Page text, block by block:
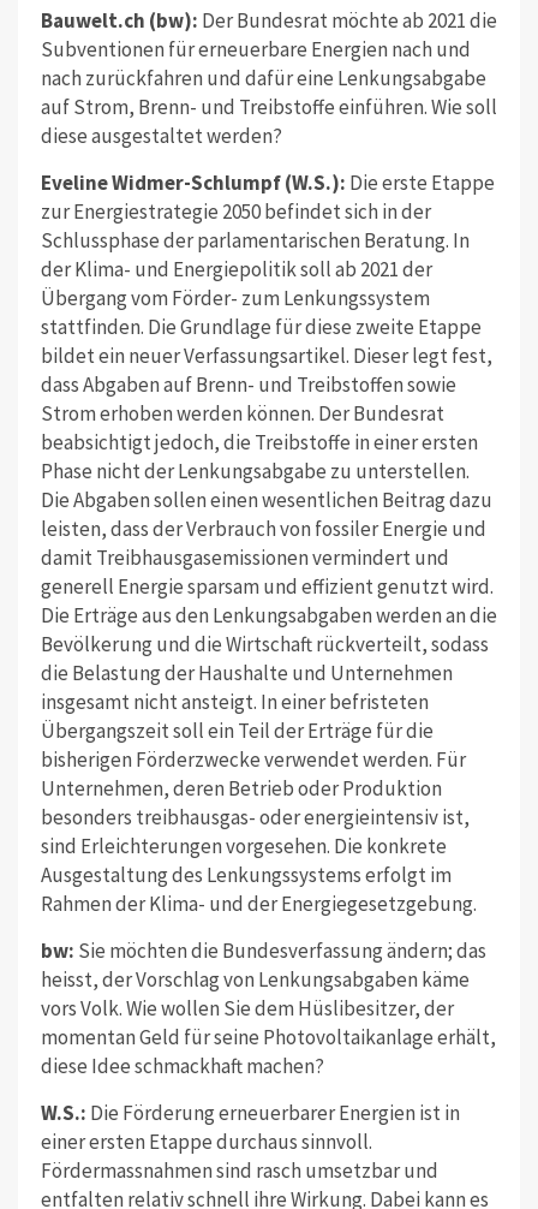
Bauwelt.ch (bw): Der Bundesrat möchte ab 2021 die
Subventionen für erneuerbare Energien nach und
nach zurückfahren und dafür eine Lenkungsabgabe
auf Strom, Brenn- und Treibstoffe einführen. Wie soll
diese ausgestaltet werden?
Eveline Widmer-Schlumpf (W.S.): Die erste Etappe
zur Energiestrategie 2050 befindet sich in der
Schlussphase der parlamentarischen Beratung. In
der Klima- und Energiepolitik soll ab 2021 der
Übergang vom Förder- zum Lenkungssystem
stattfinden. Die Grundlage für diese zweite Etappe
bildet ein neuer Verfassungsartikel. Dieser legt fest,
dass Abgaben auf Brenn- und Treibstoffen sowie
Strom erhoben werden können. Der Bundesrat
beabsichtigt jedoch, die Treibstoffe in einer ersten
Phase nicht der Lenkungsabgabe zu unterstellen.
Die Abgaben sollen einen wesentlichen Beitrag dazu
leisten, dass der Verbrauch von fossiler Energie und
damit Treibhausgasemissionen vermindert und
generell Energie sparsam und effizient genutzt wird.
Die Erträge aus den Lenkungsabgaben werden an die
Bevölkerung und die Wirtschaft rückverteilt, sodass
die Belastung der Haushalte und Unternehmen
insgesamt nicht ansteigt. In einer befristeten
Übergangszeit soll ein Teil der Erträge für die
bisherigen Förderzwecke verwendet werden. Für
Unternehmen, deren Betrieb oder Produktion
besonders treibhausgas- oder energieintensiv ist,
sind Erleichterungen vorgesehen. Die konkrete
Ausgestaltung des Lenkungssystems erfolgt im
Rahmen der Klima- und der Energiegesetzgebung.
bw: Sie möchten die Bundesverfassung ändern; das
heisst, der Vorschlag von Lenkungsabgaben käme
vors Volk. Wie wollen Sie dem Hüslibesitzer, der
momentan Geld für seine Photovoltaikanlage erhält,
diese Idee schmackhaft machen?
W.S.: Die Förderung erneuerbarer Energien ist in
einer ersten Etappe durchaus sinnvoll.
Fördermassnahmen sind rasch umsetzbar und
entfalten relativ schnell ihre Wirkung. Dabei kann es